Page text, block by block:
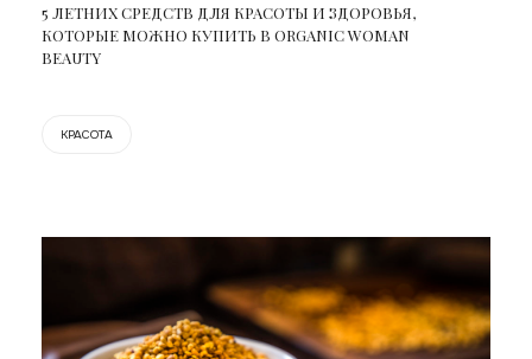
5 ЛЕТНИХ СРЕДСТВ ДЛЯ КРАСОТЫ И ЗДОРОВЬЯ,
КОТОРЫЕ МОЖНО КУПИТЬ В ORGANIC WOMAN
BEAUTY
КРАСОТА